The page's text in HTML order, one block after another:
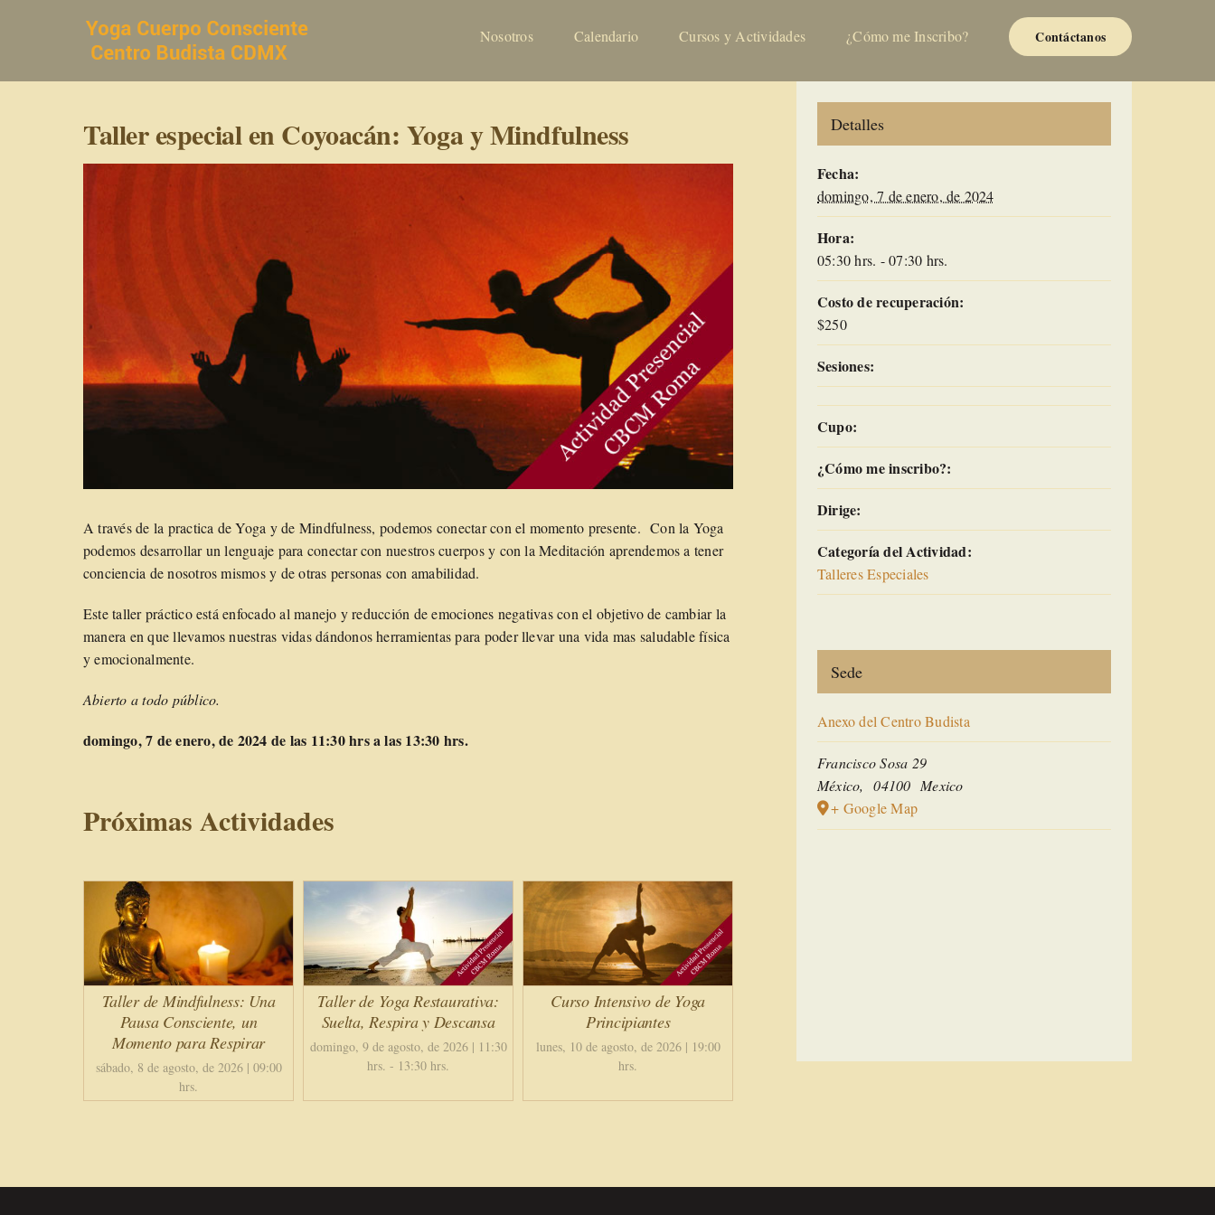
Nosotros Calendario Cursos y Actividades ¿Cómo me Inscribo? Contáctanos
Taller especial en Coyoacán: Yoga y Mindfulness
A través de la practica de Yoga y de Mindfulness, podemos conectar con el momento presente. Con la Yoga
podemos desarrollar un lenguaje para conectar con nuestros cuerpos y con la Meditación aprendemos a tener
conciencia de nosotros mismos y de otras personas con amabilidad.
Este taller práctico está enfocado al manejo y reducción de emociones negativas con el objetivo de cambiar la
manera en que llevamos nuestras vidas dándonos herramientas para poder llevar una vida mas saludable física
y emocionalmente.
Abierto a todo público.
domingo, 7 de enero, de 2024 de las 11:30 hrs a las 13:30 hrs.
Próximas Actividades
Taller de Mindfulness: Una
Pausa Consciente, un
Momento para Respirar
sábado, 8 de agosto, de 2026 | 09:00
hrs.
Taller de Yoga Restaurativa:
Suelta, Respira y Descansa
domingo, 9 de agosto, de 2026 | 11:30
hrs. - 13:30 hrs.
Curso Intensivo de Yoga
Principiantes
lunes, 10 de agosto, de 2026 | 19:00
hrs.
Detalles
Fecha:
domingo, 7 de enero, de 2024
Hora:
05:30 hrs. - 07:30 hrs.
Costo de recuperación:
$250
Sesiones:
Cupo:
¿Cómo me inscribo?:
Dirige:
Categoría del Actividad:
Talleres Especiales
Sede
Anexo del Centro Budista
Francisco Sosa 29
México, 04100 Mexico
+ Google Map